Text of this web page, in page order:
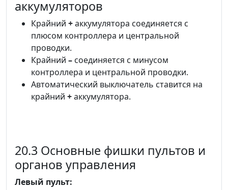
аккумуляторов
Крайний +аккумулятора соединяется с
плюсом контроллера и центральной
проводки.
Крайний – соединяется с минусом
контроллера и центральной проводки.
Автоматический выключатель ставится на
крайний +аккумулятора.
20.3 Основные фишки пультов и
органов управления
Левый пульт: